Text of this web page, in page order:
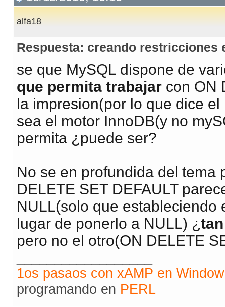
alfa18
Respuesta: creando restricciones
se que MySQL dispone de
que permita trabajar con ON
la impresion(por lo que dice
sea el motor InnoDB(y no
permita ¿puede ser?
No se en profundida del tema
DELETE SET DEFAULT
NULL(solo que estableciendo
lugar de ponerlo a NULL) ¿
pero no el otro(ON DELETE
1os pasaos con xAMP en
programando en PERL